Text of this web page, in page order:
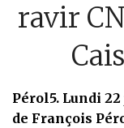
Patrimoine
ravir
Pérol5. Lundi
de François